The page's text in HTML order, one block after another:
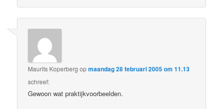
Maurits Koperberg opmaandag 28 februari 2005 om 11.13
schreef:
Gewoon wat praktijkvoorbeelden.